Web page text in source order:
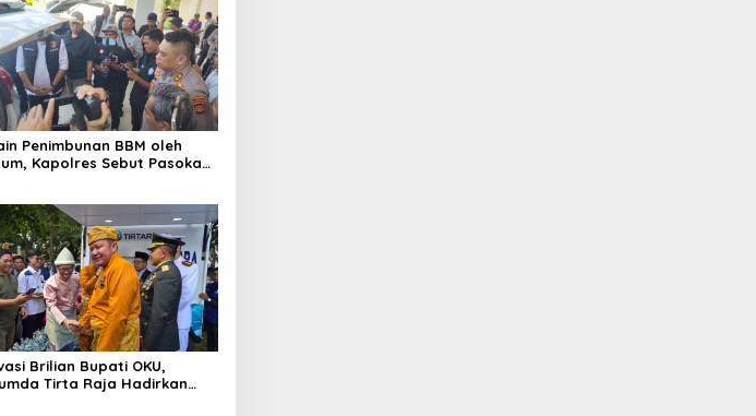
Penimbunan BBM oleh
Kapolres Sebut Pasokan
Brilian Bupati OKU,
Tirta Raja Hadirkan